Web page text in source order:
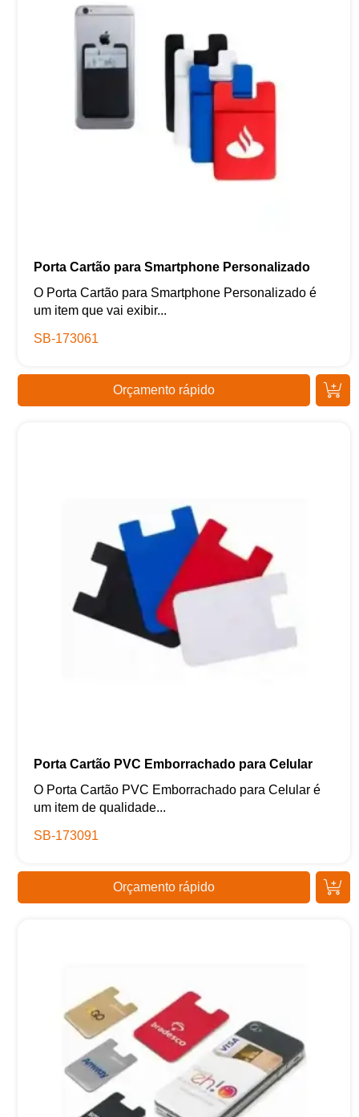
Porta Cartão para Smartphone Personalizado
O Porta Cartão para Smartphone Personalizado é
um item que vai exibir...
SB-173061
Orçamento rápido
Porta Cartão PVC Emborrachado para Celular
O Porta Cartão PVC Emborrachado para Celular é
um item de qualidade...
SB-173091
Orçamento rápido